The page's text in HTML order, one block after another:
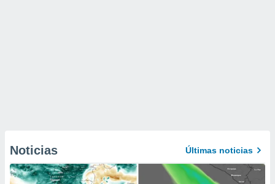
Noticias Últimas noticias